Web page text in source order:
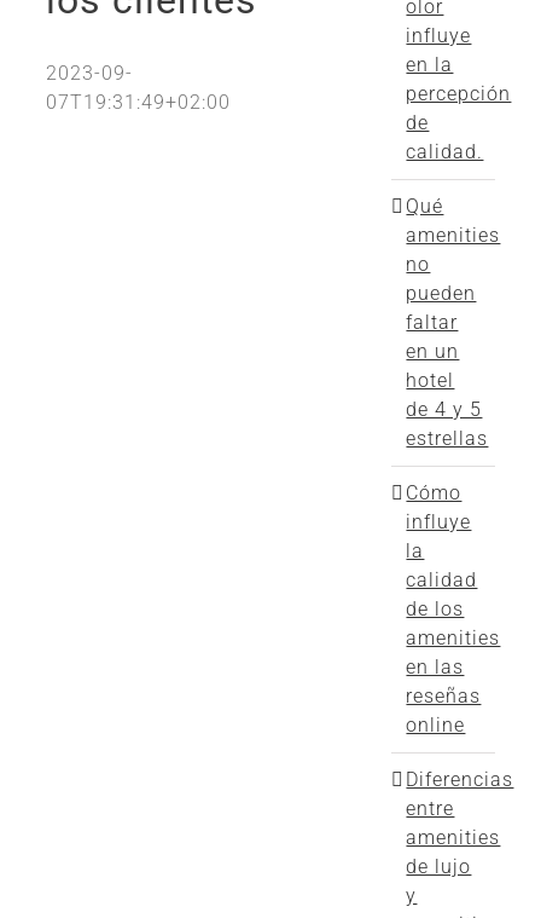
2023-09-
07T19:31:49+02:00
olor
influye
en la
percepción
de
calidad.
Qué
amenities
no
pueden
faltar
en un
hotel
de 4 y 5
estrellas
Cómo
influye
la
calidad
de los
amenities
en las
reseñas
online
Diferencias
entre
amenities
de lujo
y